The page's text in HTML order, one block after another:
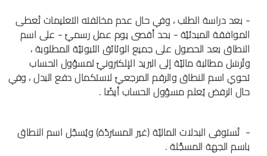
- بعد دراسة الطلب ، وفي حال عدم مخالفته التعليمات تُعطى
الموافقة المبدئيّة - بحد أقصى يوم عمل رسميّ - على اسم
النطاق بعد الحصول على جميع الوثائق الثبوتيّة المطلوبة ،
وتُرسَل مطالبة ماليّة إلى البريد الإلكترونيّ لمسؤول الحساب
تحوي اسم النطاق والرقم المرجعيّ لاستكمال دفع البدل ، وفي
حال الرفض يُعلم مسؤول الحساب أيضًا .
- تُستوفى البدلات الماليّة (غير المستردّة) ويُسجّل اسم النطاق
باسم الجهة المسجِّلة .